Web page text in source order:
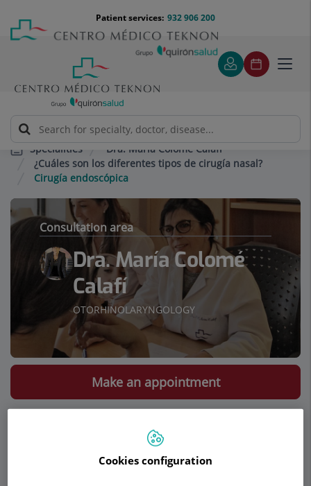
content
Menú
teléfono
cabecera
932 906 200
Patient services:
Specialities
Dra. María Colomé Calafí
¿Cuáles son los diferentes tipos de cirugía nasal?
Cirugía endoscópica
Consultation area
Dra. María Colomé
Calafí
OTORHINOLARYNGOLOGY
Opening hours
Make an appointment
Cookies configuration